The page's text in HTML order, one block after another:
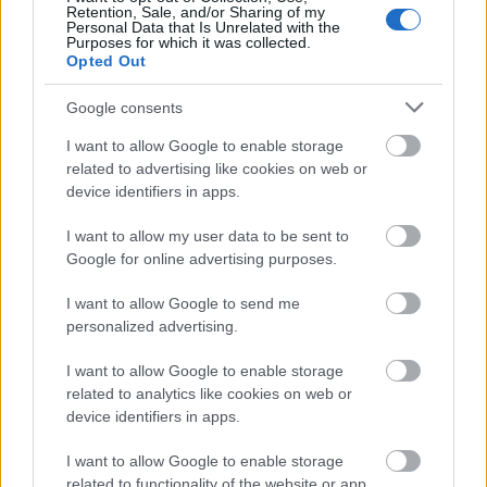
Retention, Sale, and/or Sharing of my
Personal Data that Is Unrelated with the
Purposes for which it was collected.
Opted Out
Google consents
I want to allow Google to enable storage
related to advertising like cookies on web or
device identifiers in apps.
I want to allow my user data to be sent to
Google for online advertising purposes.
I want to allow Google to send me
personalized advertising.
I want to allow Google to enable storage
related to analytics like cookies on web or
device identifiers in apps.
I want to allow Google to enable storage
meglepő, ha a Bizottság mindaddig halasztja a
helyreállítási terv elfogadását, amíg az Európai
Bíróság nem közli döntését.
Ennek következménye – a jelen vitás helyzetben –
nemcsak a helyreállítási tervhez szükséges
pénzforrások késése vagy felfüggesztése lenne,
hanem akár az összes, Magyarországnak szánt uniós
magyar költségvetés mintegy 5 százalékát teszi ki,
ami bizony súlyosan érintheti a magyar gazdaságot.
Ugyanakkor úgy tűnik, hogy a magyar kormányt
mindez nem éri váratlanul: felkészült az elhúzódó
következményeire is. A helyreállítási tervben
szereplő programok elindításával nem várnak a terv
jóváhagyásáig, azok megvalósítása saját
forrásokból kezdődik el. Amennyiben a helyreállítási
alapok jelentős mértékben késnek, úgy a